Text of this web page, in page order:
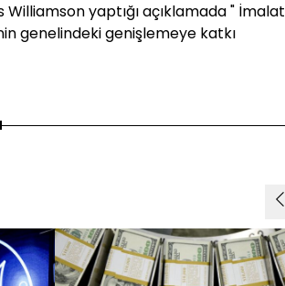
yaptığı açıklamada " İmalat
genelindeki genişlemeye katkı